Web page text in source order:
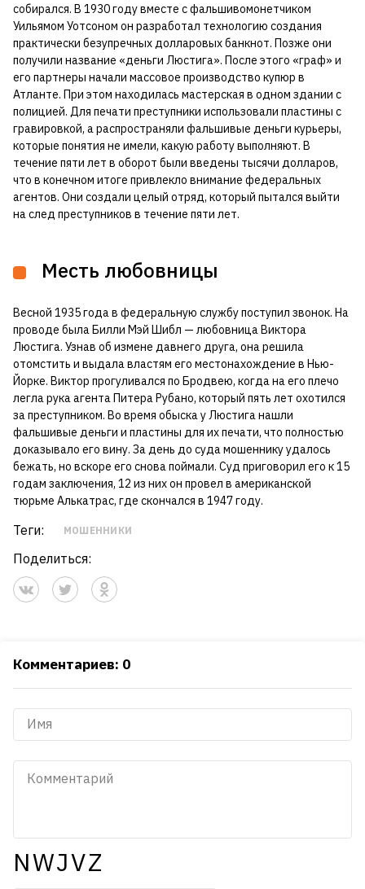
собирался. В 1930 году вместе с фальшивомонетчиком
Уильямом Уотсоном он разработал технологию создания
практически безупречных долларовых банкнот. Позже они
получили название «деньги Люстига». После этого «граф» и
его партнеры начали массовое производство купюр в
Атланте. При этом находилась мастерская в одном здании с
полицией. Для печати преступники использовали пластины с
гравировкой, а распространяли фальшивые деньги курьеры,
которые понятия не имели, какую работу выполняют. В
течение пяти лет в оборот были введены тысячи долларов,
что в конечном итоге привлекло внимание федеральных
агентов. Они создали целый отряд, который пытался выйти
на след преступников в течение пяти лет.
Месть любовницы
Весной 1935 года в федеральную службу поступил звонок. На
проводе была Билли Мэй Шибл — любовница Виктора
Люстига. Узнав об измене давнего друга, она решила
отомстить и выдала властям его местонахождение в Нью-
Йорке. Виктор прогуливался по Бродвею, когда на его плечо
легла рука агента Питера Рубано, который пять лет охотился
за преступником. Во время обыска у Люстига нашли
фальшивые деньги и пластины для их печати, что полностью
доказывало его вину. За день до суда мошеннику удалось
бежать, но вскоре его снова поймали. Суд приговорил его к 15
годам заключения, 12 из них он провел в американской
тюрьме Алькатрас, где скончался в 1947 году.
Теги: МОШЕННИКИ
Поделиться:
Комментариев: 0
NWJVZ